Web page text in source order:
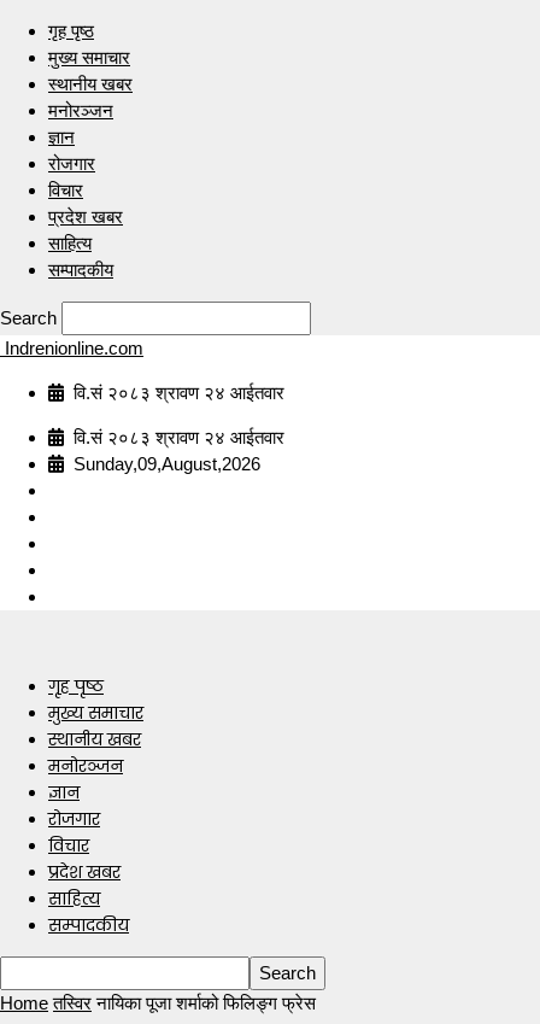
गृह पृष्ठ
मुख्य समाचार
स्थानीय खबर
मनोरञ्जन
ज्ञान
रोजगार
विचार
प्रदेश खबर
साहित्य
सम्पादकीय
Search
Indrenionline.com
वि.सं २०८३ श्रावण २४ आईतवार
वि.सं २०८३ श्रावण २४ आईतवार
Sunday,09,August,2026
गृह पृष्ठ
मुख्य समाचार
स्थानीय खबर
मनोरञ्जन
ज्ञान
रोजगार
विचार
प्रदेश खबर
साहित्य
सम्पादकीय
Home तस्विर नायिका पूजा शर्माको फिलिङ्ग फ्रेस